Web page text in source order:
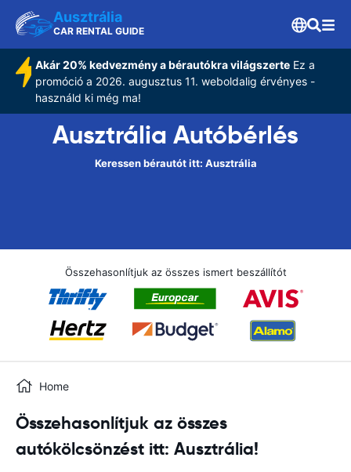
Ausztrália
CAR RENTAL GUIDE
Akár 20% kedvezmény a bérautókra világszerteEz a
promóció a 2026. augusztus 11. weboldalig érvényes -
használd ki még ma!
Ausztrália Autóbérlés
Keressen bérautót itt: Ausztrália
Összehasonlítjuk az összes ismert beszállítót
Home
Összehasonlítjuk az összes
autókölcsönzést itt: Ausztrália!